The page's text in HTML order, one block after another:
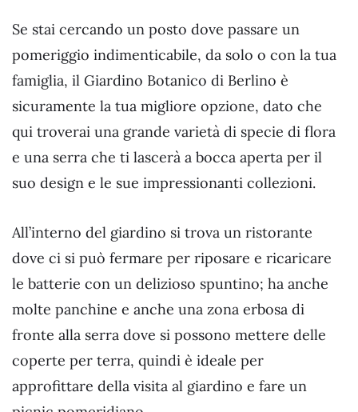
Se stai cercando un posto dove passare un
pomeriggio indimenticabile, da solo o con la tua
famiglia, il Giardino Botanico di Berlino è
sicuramente la tua migliore opzione, dato che
qui troverai una grande varietà di specie di flora
e una serra che ti lascerà a bocca aperta per il
suo design e le sue impressionanti collezioni.
All’interno del giardino si trova un ristorante
dove ci si può fermare per riposare e ricaricare
le batterie con un delizioso spuntino; ha anche
molte panchine e anche una zona erbosa di
fronte alla serra dove si possono mettere delle
coperte per terra, quindi è ideale per
approfittare della visita al giardino e fare un